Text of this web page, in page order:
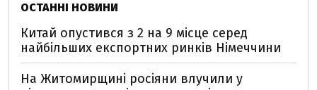
ОСТАННІ НОВИНИ
Китай опустився з 2 на 9 місце серед
найбільших експортних ринків Німеччини
На Житомирщині росіяни влучили у